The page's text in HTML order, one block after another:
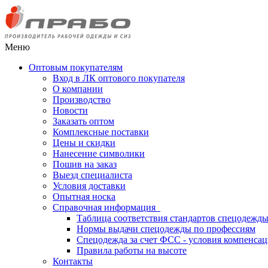
Меню
Оптовым покупателям
Вход в ЛК оптового покупателя
О компании
Производство
Новости
Заказать оптом
Комплексные поставки
Цены и скидки
Нанесение символики
Пошив на заказ
Выезд специалиста
Условия доставки
Опытная носка
Справочная информация
Таблица соответствия стандартов спецодежды
Нормы выдачи спецодежды по профессиям
Спецодежда за счет ФСС - условия
Правила работы на высоте
Контакты